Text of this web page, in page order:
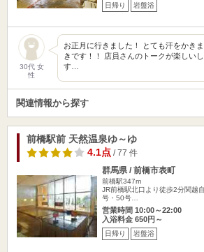
日帰り 岩盤浴
30代 女
性
お正月に行きました！ とても汗をかき
きです！！ 店員さんのトークが楽しい
す…
関連情報から探す
前橋駅前 天然温泉ゆ～ゆ
4.1点/ 77 件
群馬県 / 前橋市表町
前橋駅347m
JR前橋駅北口より徒歩2分関越
号・50号…
営業時間 10:00～22:00
入浴料金 650円～
日帰り 岩盤浴